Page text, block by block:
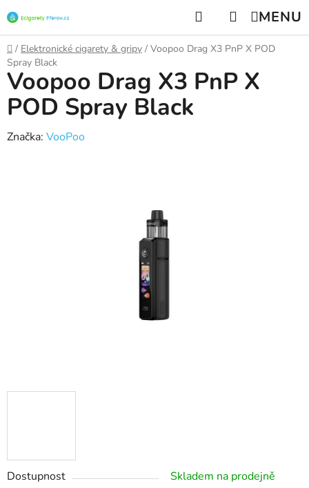
na
obsah
Hledat NÁKUPNÍ
KOŠÍK
Domů
/ Elektronické cigarety & gripy / Voopoo Drag X3 PnP X POD
Spray Black
Dostupnost
Skladem na prodejně
Voopoo Drag X3 PnP X
POD Spray Black
Značka: VooPoo